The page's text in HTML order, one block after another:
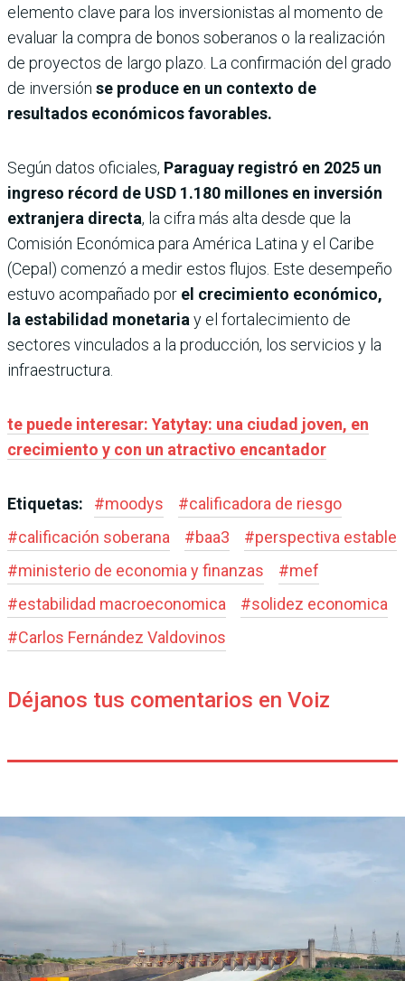
elemento clave para los inversionistas al momento de
evaluar la compra de bonos soberanos o la realización
de proyectos de largo plazo. La confirmación del grado
de inversión se produce en un contexto de
resultados económicos favorables.
Según datos oficiales, Paraguay registró en 2025 un
ingreso récord de USD 1.180 millones en inversión
extranjera directa, la cifra más alta desde que la
Comisión Económica para América Latina y el Caribe
(Cepal) comenzó a medir estos flujos. Este desempeño
estuvo acompañado por el crecimiento económico,
la estabilidad monetaria y el fortalecimiento de
sectores vinculados a la producción, los servicios y la
infraestructura.
te puede interesar: Yatytay: una ciudad joven, en
crecimiento y con un atractivo encantador
Etiquetas: #moodys #calificadora de riesgo
#calificación soberana #baa3 #perspectiva estable
#ministerio de economia y finanzas #mef
#estabilidad macroeconomica #solidez economica
#Carlos Fernández Valdovinos
Déjanos tus comentarios en Voiz